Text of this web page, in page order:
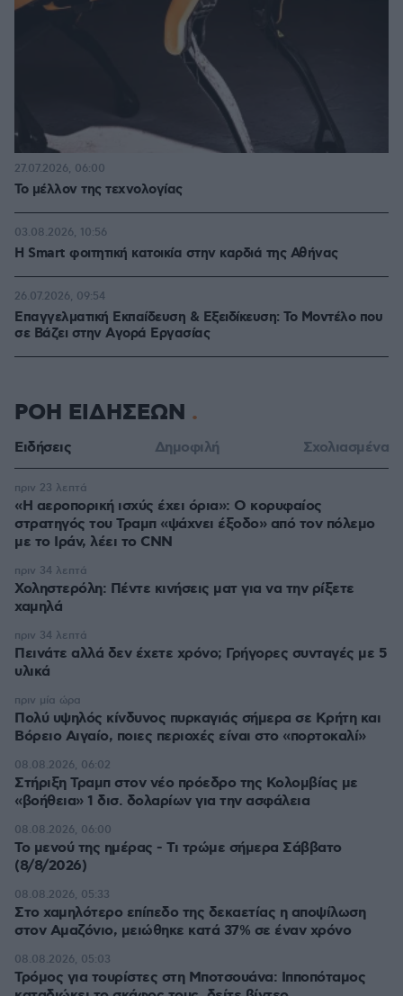
Το μέλλον της τεχνολογίας
27.07.2026, 06:00
Η Smart φοιτητική κατοικία στην καρδιά της Αθήνας
03.08.2026, 10:56
Επαγγελματική Εκπαίδευση & Εξειδίκευση: Το Mοντέλο που
σε Bάζει στην Aγορά Eργασίας
26.07.2026, 09:54
ΡΟΗ ΕΙΔΗΣΕΩΝ
Ειδήσεις Δημοφιλή Σχολιασμένα
«Η αεροπορική ισχύς έχει όρια»: Ο κορυφαίος
στρατηγός του Τραμπ «ψάχνει έξοδο» από τον πόλεμο
με το Ιράν, λέει το CNN
πριν 23 λεπτά
Χοληστερόλη: Πέντε κινήσεις ματ για να την ρίξετε
χαμηλά
πριν 34 λεπτά
Πεινάτε αλλά δεν έχετε χρόνο; Γρήγορες συνταγές με 5
υλικά
πριν 34 λεπτά
Πολύ υψηλός κίνδυνος πυρκαγιάς σήμερα σε Κρήτη και
Βόρειο Αιγαίο, ποιες περιοχές είναι στο «πορτοκαλί»
πριν μία ώρα
Στήριξη Τραμπ στον νέο πρόεδρο της Κολομβίας με
«βοήθεια» 1 δισ. δολαρίων για την ασφάλεια
08.08.2026, 06:02
Το μενού της ημέρας - Τι τρώμε σήμερα Σάββατο
(8/8/2026)
08.08.2026, 06:00
Στο χαμηλότερο επίπεδο της δεκαετίας η αποψίλωση
στον Αμαζόνιο, μειώθηκε κατά 37% σε έναν χρόνο
08.08.2026, 05:33
Τρόμος για τουρίστες στη Μποτσουάνα: Ιπποπόταμος
08.08.2026, 05:03